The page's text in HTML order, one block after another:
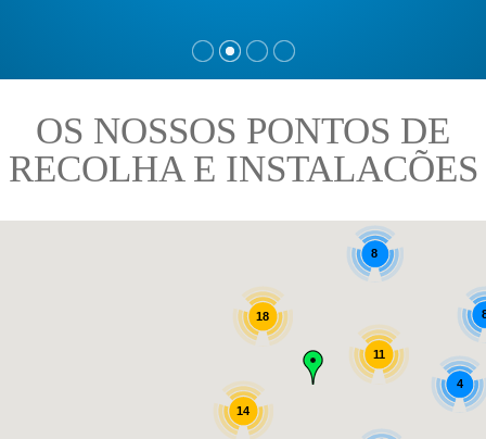
OS NOSSOS PONTOS DE
RECOLHA E INSTALACÕES
14
18
8
11
4